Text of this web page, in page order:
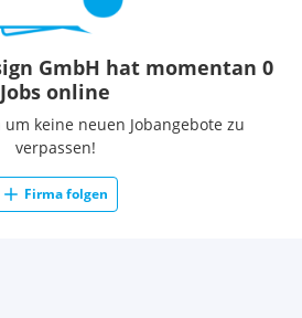
GmbH hat momentan 0
Jobs online
um keine neuen Jobangebote zu
verpassen!
Firma folgen